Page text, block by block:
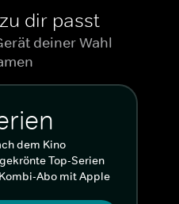
dir passt
deiner Wahl
dem Kino
Top-Serien
Abo mit Apple